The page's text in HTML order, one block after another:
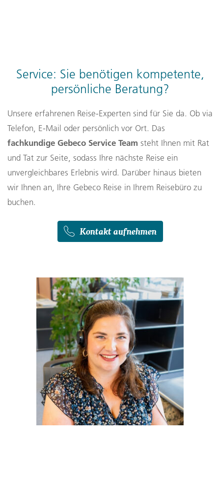
Service: Sie benötigen kompetente,
persönliche Beratung?
Unsere erfahrenen Reise-Experten sind für Sie da. Ob via
Telefon, E-Mail oder persönlich vor Ort. Das
fachkundige Gebeco Service Team steht Ihnen mit Rat
und Tat zur Seite, sodass Ihre nächste Reise ein
unvergleichbares Erlebnis wird. Darüber hinaus bieten
wir Ihnen an, Ihre Gebeco Reise in Ihrem Reisebüro zu
buchen.
Kontakt aufnehmen